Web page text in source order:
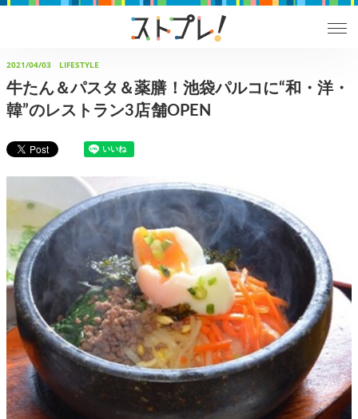
2021/04/03 LIFESTYLE
牛たん＆パスタ＆薬膳！池袋パルコに“和・洋・
韓”のレストラン3店舗OPEN